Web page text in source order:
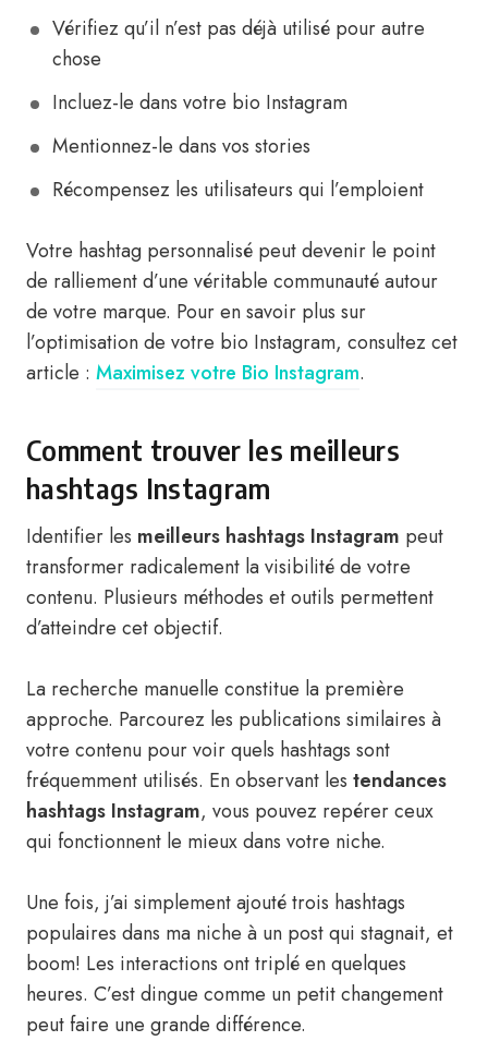
Vérifiez qu’il n’est pas déjà utilisé pour autre
chose
Incluez-le dans votre bio Instagram
Mentionnez-le dans vos stories
Récompensez les utilisateurs qui l’emploient
Votre hashtag personnalisé peut devenir le point
de ralliement d’une véritable communauté autour
de votre marque. Pour en savoir plus sur
l’optimisation de votre bio Instagram, consultez cet
article : Maximisez votre Bio Instagram.
Comment trouver les meilleurs
hashtags Instagram
Identifier les meilleurs hashtags Instagram peut
transformer radicalement la visibilité de votre
contenu. Plusieurs méthodes et outils permettent
d’atteindre cet objectif.
La recherche manuelle constitue la première
approche. Parcourez les publications similaires à
votre contenu pour voir quels hashtags sont
fréquemment utilisés. En observant les tendances
hashtags Instagram, vous pouvez repérer ceux
qui fonctionnent le mieux dans votre niche.
Une fois, j’ai simplement ajouté trois hashtags
populaires dans ma niche à un post qui stagnait, et
boom! Les interactions ont triplé en quelques
heures. C’est dingue comme un petit changement
peut faire une grande différence.